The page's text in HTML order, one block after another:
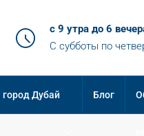
с 9 утра до 6
С субботы по
город Дубай Блог